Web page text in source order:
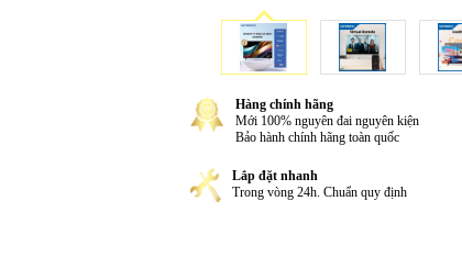
Hàng chính hãng
Mới 100% nguyên đai nguyên kiện
Bảo hành chính hãng toàn quốc
Lắp đặt nhanh
Trong vòng 24h. Chuẩn quy định